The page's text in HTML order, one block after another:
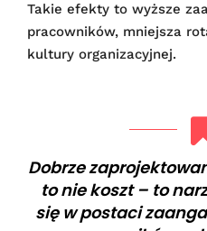
Takie efekty to wyższe
pracowników, mniejsza
kultury organizacyjnej.
Dobrze
to nie koszt – to
się w postaci